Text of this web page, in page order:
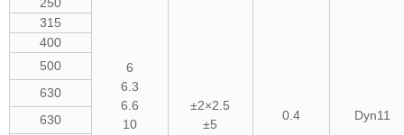
6
6.3
6.6
10
±2×2.5
±5
0.4 Dyn11
315
400
500
630
630